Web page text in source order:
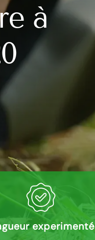
à
experimenté